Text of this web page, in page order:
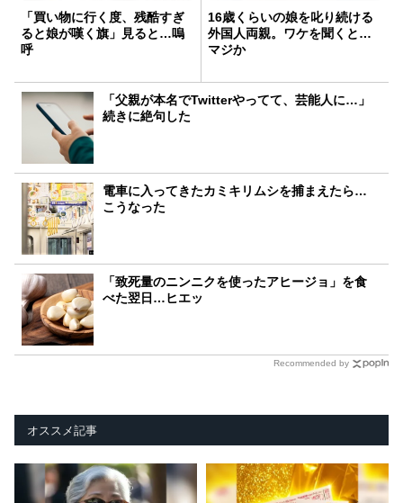
「買い物に行く度、残酷すぎ
ると娘が嘆く旗」見ると…嗚
呼
16歳くらいの娘を叱り続ける
外国人両親。ワケを聞くと…
マジか
「父親が本名でTwitterやってて、芸能人に…」
続きに絶句した
電車に入ってきたカミキリムシを捕まえたら…
こうなった
「致死量のニンニクを使ったアヒージョ」を食
べた翌日…ヒエッ
Recommended by
オススメ記事